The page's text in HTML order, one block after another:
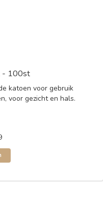
- 100st
katoen voor gebruik
voor gezicht en hals.